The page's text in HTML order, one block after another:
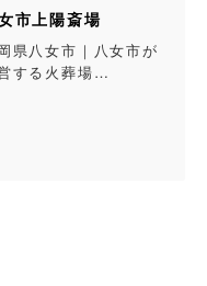
天生園（てんしょうえ
ん）
福岡県遠賀郡｜遠賀・中